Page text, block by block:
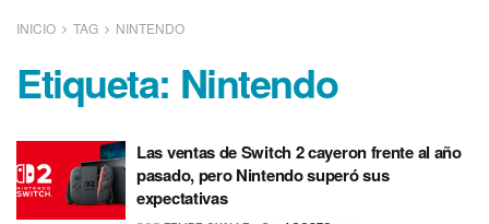
INICIO TAG NINTENDO
Etiqueta: Nintendo
Las ventas de Switch 2 cayeron frente al año
pasado, pero Nintendo superó sus
expectativas